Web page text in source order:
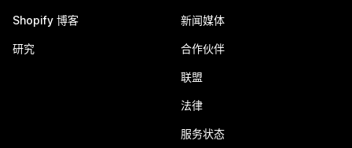
Shopify 博客
研究
新闻媒体
合作伙伴
联盟
法律
服务状态